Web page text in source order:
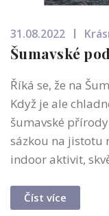
31.08.2022
Šumavské
Říká se, že na
Když je ale
šumavské
sázkou na jistotu
indoor aktivit,
Číst více